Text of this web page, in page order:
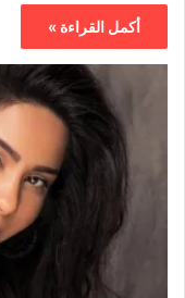
أكمل القراءة »